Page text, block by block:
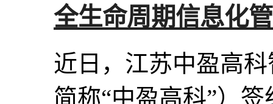
全生命周期信息化
近日，江苏中盈高
简称“中盈高科”）